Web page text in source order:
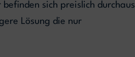
sich preislich durchaus
Lösung die nur